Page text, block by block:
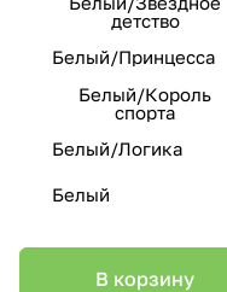
детство
Белый/Принцесса
Белый/Король
спорта
Белый/Логика
Белый
В корзину